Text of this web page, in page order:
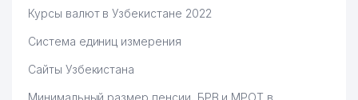
Курсы валют в Узбекистане 2022
Система единиц измерения
Сайты Узбекистана
Минимальный размер пенсии, БРВ и МРОТ в